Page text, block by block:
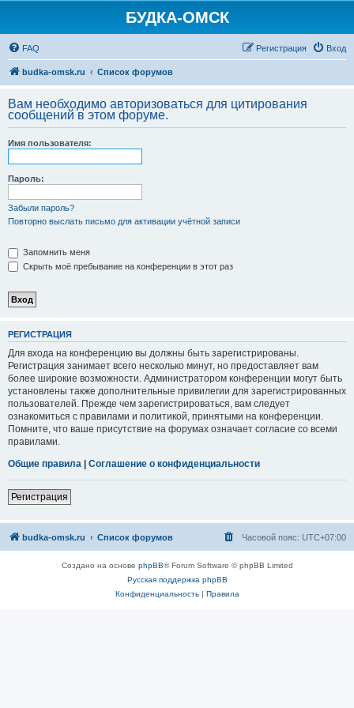
БУДКА-ОМСК
FAQ Вход
Регистрация
budka-omsk.ru Список форумов
Вам необходимо авторизоваться для цитирования
сообщений в этом форуме.
Имя пользователя:
Пароль:
Забыли пароль?
Повторно выслать письмо для активации учётной записи
Запомнить меня
Скрыть моё пребывание на конференции в этот раз
РЕГИСТРАЦИЯ
Для входа на конференцию вы должны быть зарегистрированы.
Регистрация занимает всего несколько минут, но предоставляет вам
более широкие возможности. Администратором конференции могут быть
установлены также дополнительные привилегии для зарегистрированных
пользователей. Прежде чем зарегистрироваться, вам следует
ознакомиться с правилами и политикой, принятыми на конференции.
Помните, что ваше присутствие на форумах означает согласие со всеми
правилами.
Общие правила | Соглашение о конфиденциальности
Регистрация
budka-omsk.ru Список форумов Часовой пояс: UTC+07:00
Создано на основе phpBB® Forum Software © phpBB Limited
Русская поддержка phpBB
Конфиденциальность| Правила